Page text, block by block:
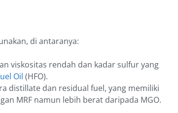
di antaranya:
viskositas rendah dan kadar sulfur yang
Oil (HFO).
distillate dan residual fuel, yang memiliki
MRF namun lebih berat daripada MGO.